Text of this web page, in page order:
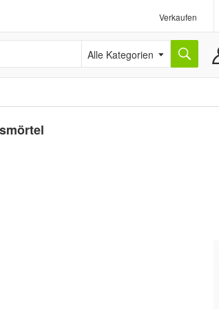
Verkaufen
Alle Kategorien